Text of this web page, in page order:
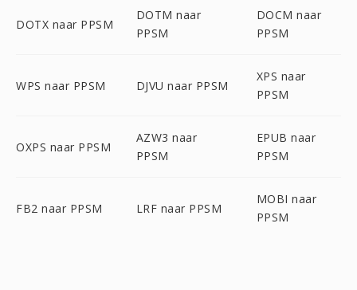
DOTX naar PPSM
DOTM naar
PPSM
DOCM naar
PPSM
WPS naar PPSM DJVU naar PPSM
XPS naar
PPSM
OXPS naar PPSM
AZW3 naar
PPSM
EPUB naar
PPSM
FB2 naar PPSM LRF naar PPSM
MOBI naar
PPSM